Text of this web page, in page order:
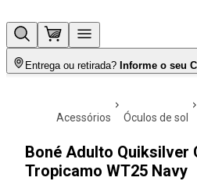
Entrega ou retirada? Informe o seu
acessórios óculos de sol
Boné Adulto Quiksilver
Tropicamo WT25 Navy